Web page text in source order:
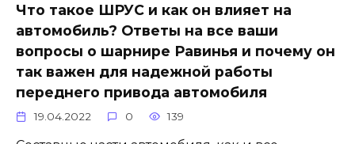
Что такое ШРУС и как он влияет на
автомобиль? Ответы на все ваши
вопросы о шарнире Равинья и почему он
так важен для надежной работы
переднего привода автомобиля
19.04.2022 0 139